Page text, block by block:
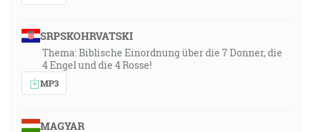
SRPSKOHRVATSKI
Thema: Biblische Einordnung über die 7 Donner, die
4 Engel und die 4 Rosse!
MP3
MAGYAR